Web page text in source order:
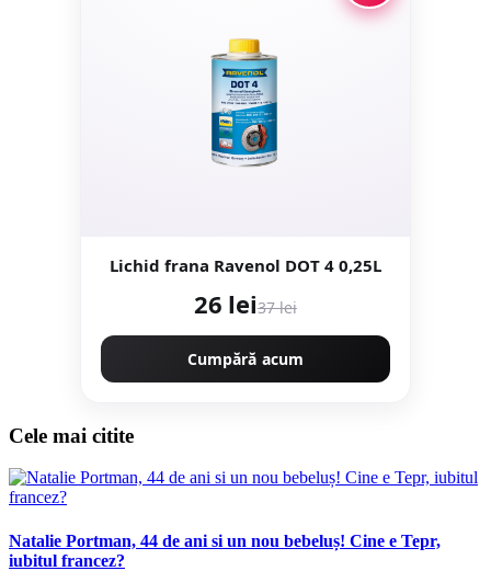
Lichid frana Ravenol DOT 4 0,25L
26 lei37 lei
Cumpără acum
Cele mai citite
Natalie Portman, 44 de ani si un nou bebeluș! Cine e Tepr,
iubitul francez?